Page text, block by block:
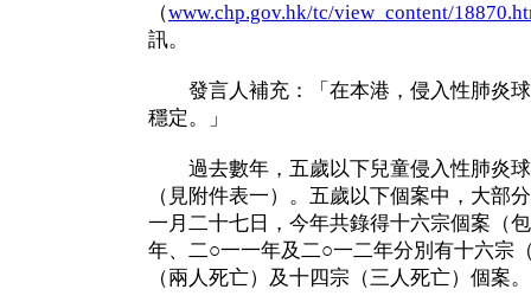
（www.chp.gov.hk/tc/view_content/
訊。
發言人補充：「在本港，侵入性肺炎球
穩定。」
過去數年，五歲以下兒童侵入性肺炎球
（見附件表一）。五歲以下個案中，大部
一月二十七日，今年共錄得十六宗個案（
年、二○一一年及二○一二年分別有十六宗
（兩人死亡）及十四宗（三人死亡）個案。